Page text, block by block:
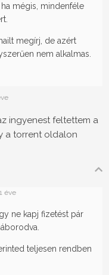
mégis, mindenféle
megírj, de azért
nem alkalmas.
ingyenest feltettem a
a torrent oldalon
éve
ne kapj fizetést pár
teljesen rendben